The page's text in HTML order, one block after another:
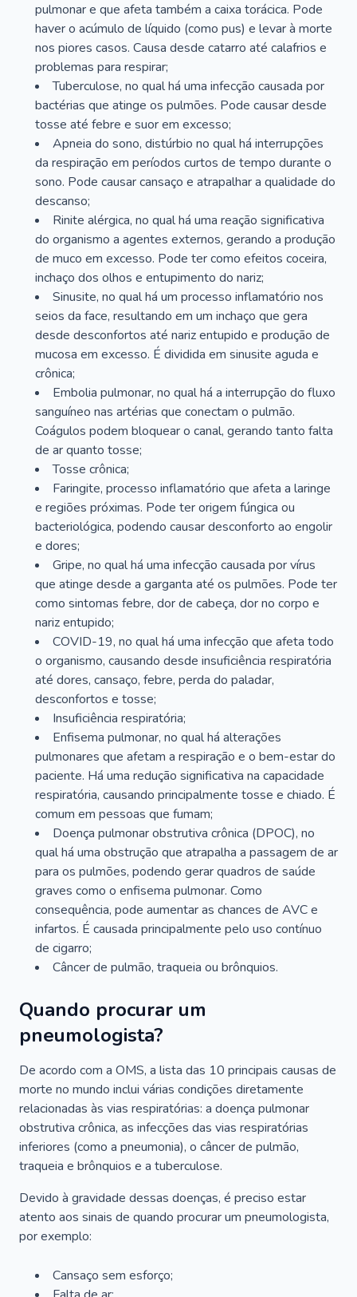
pulmonar e que afeta também a caixa torácica. Pode
haver o acúmulo de líquido (como pus) e levar à morte
nos piores casos. Causa desde catarro até calafrios e
problemas para respirar;
Tuberculose, no qual há uma infecção causada por
bactérias que atinge os pulmões. Pode causar desde
tosse até febre e suor em excesso;
Apneia do sono, distúrbio no qual há interrupções
da respiração em períodos curtos de tempo durante o
sono. Pode causar cansaço e atrapalhar a qualidade do
descanso;
Rinite alérgica, no qual há uma reação significativa
do organismo a agentes externos, gerando a produção
de muco em excesso. Pode ter como efeitos coceira,
inchaço dos olhos e entupimento do nariz;
Sinusite, no qual há um processo inflamatório nos
seios da face, resultando em um inchaço que gera
desde desconfortos até nariz entupido e produção de
mucosa em excesso. É dividida em sinusite aguda e
crônica;
Embolia pulmonar, no qual há a interrupção do fluxo
sanguíneo nas artérias que conectam o pulmão.
Coágulos podem bloquear o canal, gerando tanto falta
de ar quanto tosse;
Tosse crônica;
Faringite, processo inflamatório que afeta a laringe
e regiões próximas. Pode ter origem fúngica ou
bacteriológica, podendo causar desconforto ao engolir
e dores;
Gripe, no qual há uma infecção causada por vírus
que atinge desde a garganta até os pulmões. Pode ter
como sintomas febre, dor de cabeça, dor no corpo e
nariz entupido;
COVID-19, no qual há uma infecção que afeta todo
o organismo, causando desde insuficiência respiratória
até dores, cansaço, febre, perda do paladar,
desconfortos e tosse;
Insuficiência respiratória;
Enfisema pulmonar, no qual há alterações
pulmonares que afetam a respiração e o bem-estar do
paciente. Há uma redução significativa na capacidade
respiratória, causando principalmente tosse e chiado. É
comum em pessoas que fumam;
Doença pulmonar obstrutiva crônica (DPOC), no
qual há uma obstrução que atrapalha a passagem de ar
para os pulmões, podendo gerar quadros de saúde
graves como o enfisema pulmonar. Como
consequência, pode aumentar as chances de AVC e
infartos. É causada principalmente pelo uso contínuo
de cigarro;
Câncer de pulmão, traqueia ou brônquios.
Quando procurar um
pneumologista?
De acordo com a OMS, a lista das 10 principais causas de
morte no mundo inclui várias condições diretamente
relacionadas às vias respiratórias: a doença pulmonar
obstrutiva crônica, as infecções das vias respiratórias
inferiores (como a pneumonia), o câncer de pulmão,
traqueia e brônquios e a tuberculose.
Devido à gravidade dessas doenças, é preciso estar
atento aos sinais de quando procurar um pneumologista,
por exemplo:
Cansaço sem esforço;